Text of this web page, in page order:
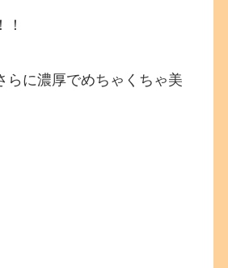
らに濃厚でめちゃくちゃ美